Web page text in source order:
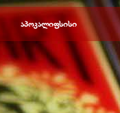
აპოკალიფსისი